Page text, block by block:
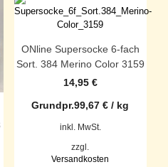
ONline Supersocke 6-fach
Sort. 384 Merino Color 3159
14,95 €
Grundpr.99,67€ / kg
inkl. MwSt.
zzgl.
Versandkosten